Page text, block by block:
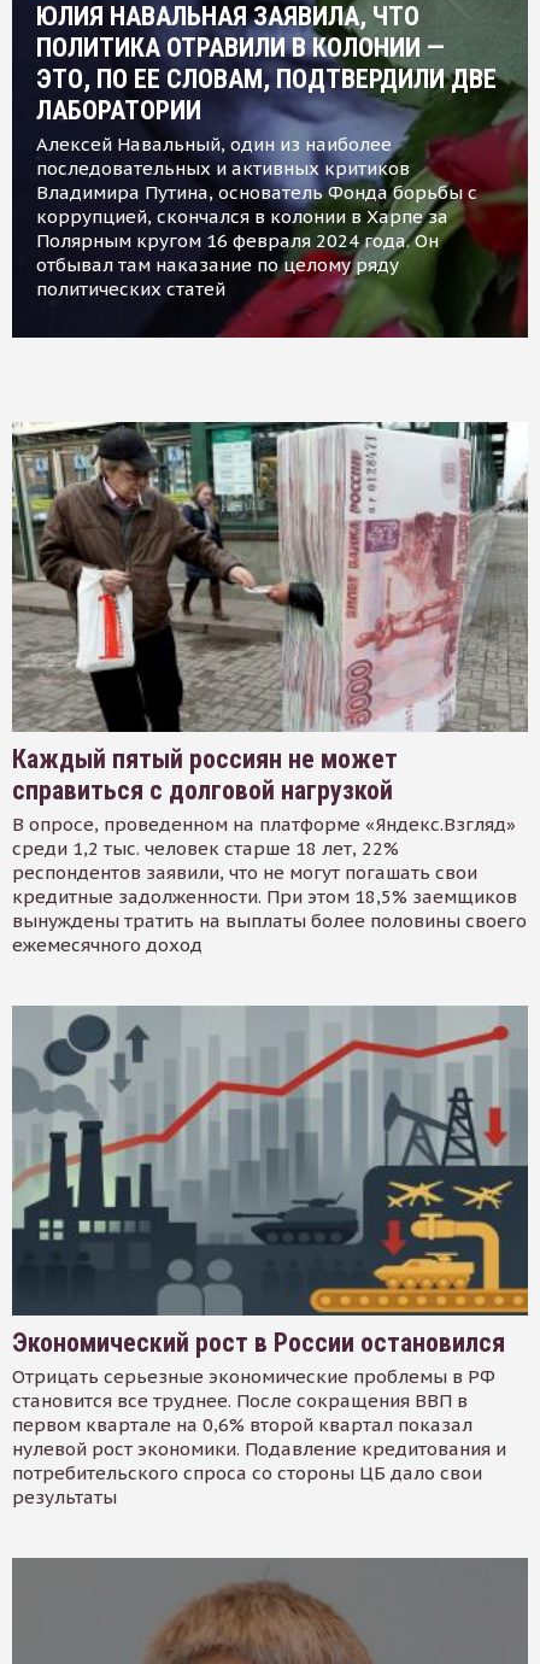
ЮЛИЯ НАВАЛЬНАЯ ЗАЯВИЛА, ЧТО
ПОЛИТИКА ОТРАВИЛИ В КОЛОНИИ —
ЭТО, ПО ЕЕ СЛОВАМ, ПОДТВЕРДИЛИ ДВЕ
ЛАБОРАТОРИИ
Алексей Навальный, один из наиболее
последовательных и активных критиков
Владимира Путина, основатель Фонда борьбы с
коррупцией, скончался в колонии в Харпе за
Полярным кругом 16 февраля 2024 года. Он
отбывал там наказание по целому ряду
политических статей
Каждый пятый россиян не может
справиться с долговой нагрузкой
В опросе, проведенном на платформе «Яндекс.Взгляд»
среди 1,2 тыс. человек старше 18 лет, 22%
респондентов заявили, что не могут погашать свои
кредитные задолженности. При этом 18,5% заемщиков
вынуждены тратить на выплаты более половины своего
ежемесячного доход
Экономический рост в России остановился
Отрицать серьезные экономические проблемы в РФ
становится все труднее. После сокращения ВВП в
первом квартале на 0,6% второй квартал показал
нулевой рост экономики. Подавление кредитования и
потребительского спроса со стороны ЦБ дало свои
результаты